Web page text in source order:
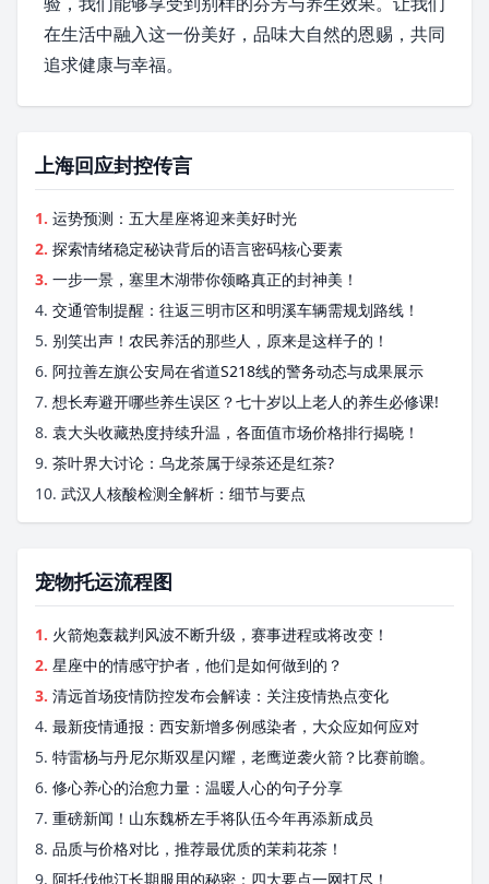
在生活中融入这一份美好，品味大自然的恩赐，共同
追求健康与幸福。
上海回应封控传言
1. 运势预测：五大星座将迎来美好时光
2. 探索情绪稳定秘诀背后的语言密码核心要素
3. 一步一景，塞里木湖带你领略真正的封神美！
4. 交通管制提醒：往返三明市区和明溪车辆需规划路线！
5. 别笑出声！农民养活的那些人，原来是这样子的！
6. 阿拉善左旗公安局在省道S218线的警务动态与成果展示
7. 想长寿避开哪些养生误区？七十岁以上老人的养生必修课!
8. 袁大头收藏热度持续升温，各面值市场价格排行揭晓！
9. 茶叶界大讨论：乌龙茶属于绿茶还是红茶?
10. 武汉人核酸检测全解析：细节与要点
宠物托运流程图
1. 火箭炮轰裁判风波不断升级，赛事进程或将改变！
2. 星座中的情感守护者，他们是如何做到的？
3. 清远首场疫情防控发布会解读：关注疫情热点变化
4. 最新疫情通报：西安新增多例感染者，大众应如何应对
5. 特雷杨与丹尼尔斯双星闪耀，老鹰逆袭火箭？比赛前瞻。
6. 修心养心的治愈力量：温暖人心的句子分享
7. 重磅新闻！山东魏桥左手将队伍今年再添新成员
8. 品质与价格对比，推荐最优质的茉莉花茶！
9. 阿托伐他汀长期服用的秘密：四大要点一网打尽！